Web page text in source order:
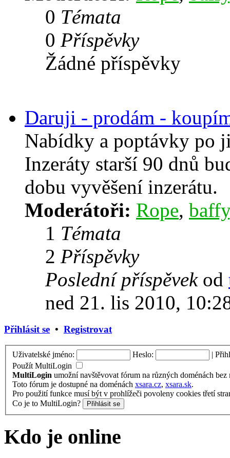
0 Témata
0 Příspěvky
Žádné příspěvky
Daruji - prodám -
Nabídky a poptávky po
Inzeráty starší 90 dnů
dobu vyvěšení inzerátu.
Moderátoři: Rope, baffy
1 Témata
2 Příspěvky
Poslední příspěvekod
ned 21. lis 2010,
Přihlásit se • Registrovat
Uživatelské jméno: Heslo: |
Použít MultiLogin
MultiLogin umožní navštěvovat fórum na různých doménách
Toto fórum je dostupné na doménách xsara.cz, xsara.sk.
Pro použití funkce musí být v prohlížeči povoleny cookies třetí
Co je to MultiLogin?
Kdo je online